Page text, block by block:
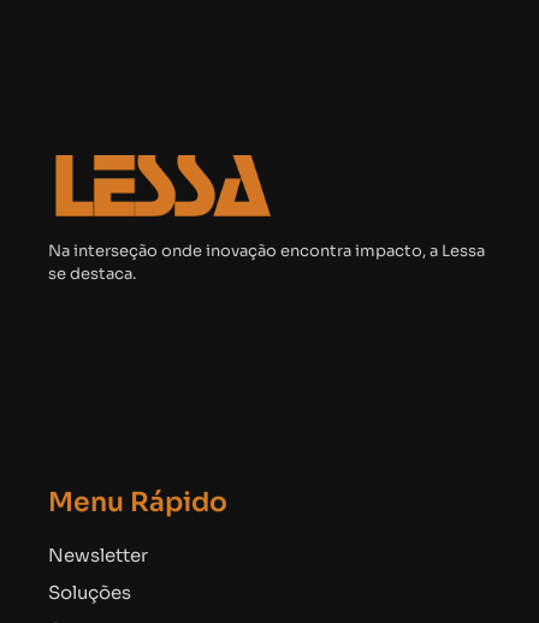
Na interseção onde inovação encontra impacto, a Lessa
se destaca.
Menu Rápido
Newsletter
Soluções